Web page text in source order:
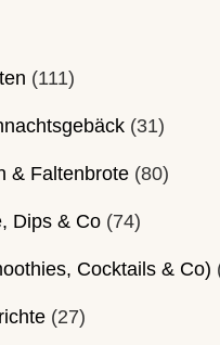
(111)
(31)
& Faltenbrote (80)
Dips & Co (74)
Cocktails & Co)
(27)